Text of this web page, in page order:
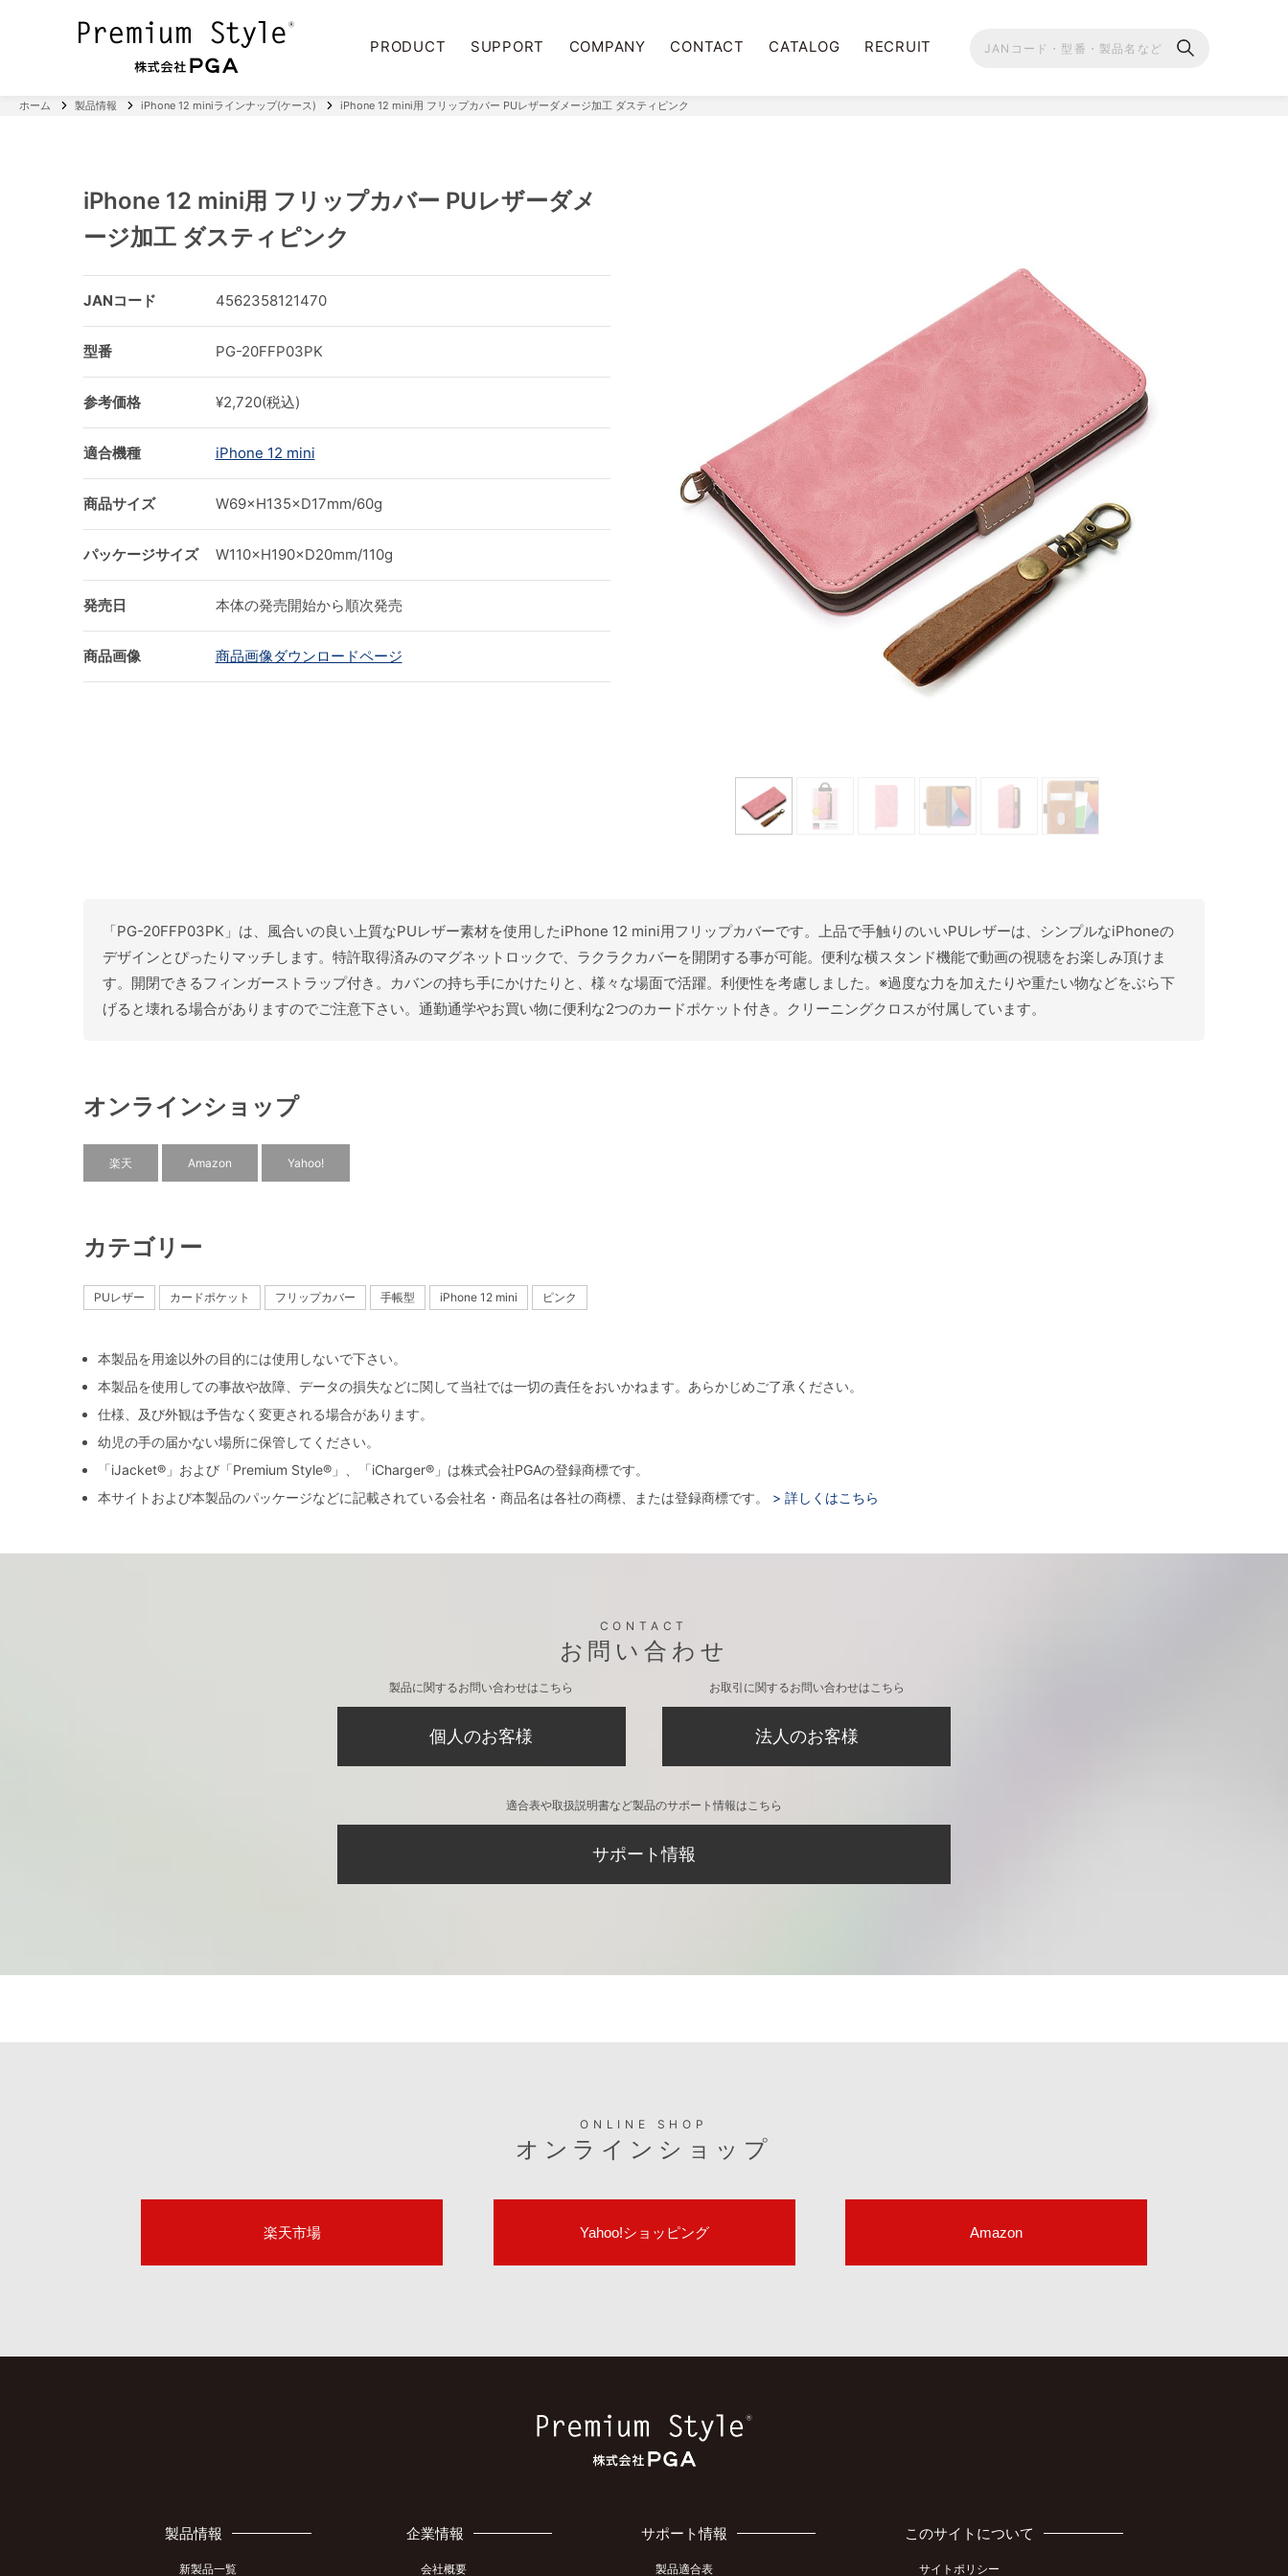
PRODUCT SUPPORT COMPANY CONTACT CATALOG RECRUIT
ホーム 製品情報 iPhone 12 miniラインナップ(ケース) iPhone 12 mini用 フリップカバー PUレザーダメージ加工 ダスティピンク
iPhone 12 mini用 フリップカバー PUレザーダメ
ージ加工 ダスティピンク
JANコード 4562358121470
型番 PG-20FFP03PK
参考価格 ¥2,720(税込)
適合機種 iPhone 12 mini
商品サイズ W69×H135×D17mm/60g
パッケージサイズ W110×H190×D20mm/110g
発売日 本体の発売開始から順次発売
商品画像 商品画像ダウンロードページ
「PG-20FFP03PK」は、風合いの良い上質なPUレザー素材を使用したiPhone 12 mini用フリップカバーです。上品で手触りのいいPUレザーは、シンプルなiPhoneの
デザインとぴったりマッチします。特許取得済みのマグネットロックで、ラクラクカバーを開閉する事が可能。便利な横スタンド機能で動画の視聴をお楽しみ頂けま
す。開閉できるフィンガーストラップ付き。カバンの持ち手にかけたりと、様々な場面で活躍。利便性を考慮しました。※過度な力を加えたりや重たい物などをぶら下
げると壊れる場合がありますのでご注意下さい。通勤通学やお買い物に便利な2つのカードポケット付き。クリーニングクロスが付属しています。
オンラインショップ
楽天 Amazon Yahoo!
カテゴリー
PUレザー カードポケット フリップカバー 手帳型 iPhone 12 mini ピンク
本製品を用途以外の目的には使用しないで下さい。
本製品を使用しての事故や故障、データの損失などに関して当社では一切の責任をおいかねます。あらかじめご了承ください。
仕様、及び外観は予告なく変更される場合があります。
幼児の手の届かない場所に保管してください。
「iJacket®」および「Premium Style®」、「iCharger®」は株式会社PGAの登録商標です。
本サイトおよび本製品のパッケージなどに記載されている会社名・商品名は各社の商標、または登録商標です。
> 詳しくはこちら
CONTACT
お問い合わせ
製品に関するお問い合わせはこちら
個人のお客様
お取引に関するお問い合わせはこちら
法人のお客様
適合表や取扱説明書など製品のサポート情報はこちら
サポート情報
ONLINE SHOP
オンラインショップ
楽天市場 Yahoo!ショッピング Amazon
製品情報
新製品一覧
企業情報
会社概要
サポート情報
製品適合表
このサイトについて
サイトポリシー